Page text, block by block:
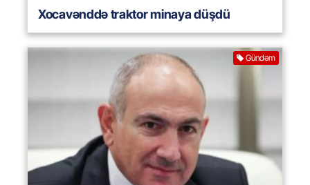
Xocavənddə traktor minaya düşdü
Gündəm